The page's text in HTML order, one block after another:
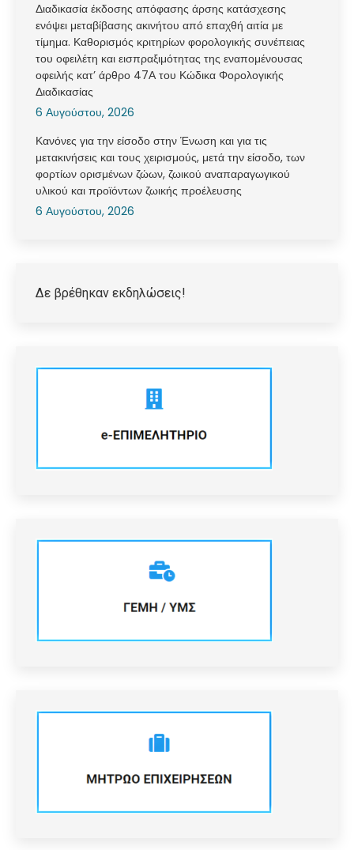
Διαδικασία έκδοσης απόφασης άρσης κατάσχεσης
ενόψει μεταβίβασης ακινήτου από επαχθή αιτία με
τίμημα. Καθορισμός κριτηρίων φορολογικής συνέπειας
του οφειλέτη και εισπραξιμότητας της εναπομένουσας
οφειλής κατ’ άρθρο 47Α του Κώδικα Φορολογικής
Διαδικασίας
6 Αυγούστου, 2026
Κανόνες για την είσοδο στην Ένωση και για τις
μετακινήσεις και τους χειρισμούς, μετά την είσοδο, των
φορτίων ορισμένων ζώων, ζωικού αναπαραγωγικού
υλικού και προϊόντων ζωικής προέλευσης
6 Αυγούστου, 2026
Δε βρέθηκαν εκδηλώσεις!